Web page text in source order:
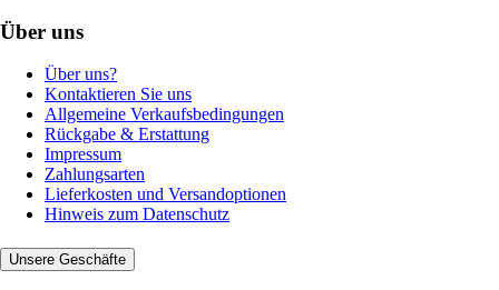
Über uns
Über uns?
Kontaktieren Sie uns
Allgemeine Verkaufsbedingungen
Rückgabe & Erstattung
Impressum
Zahlungsarten
Lieferkosten und Versandoptionen
Hinweis zum Datenschutz
Unsere Geschäfte